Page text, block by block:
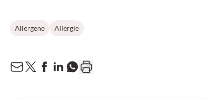
Allergene Allergie